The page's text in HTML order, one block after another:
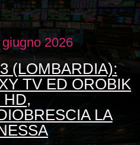
2026
(LOMBARDIA):
TV ED OROBIK
HD,
LA